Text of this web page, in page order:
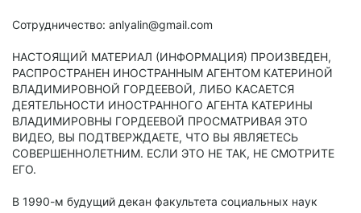
Сотрудничество: anlyalin@gmail.com
НАСТОЯЩИЙ МАТЕРИАЛ (ИНФОРМАЦИЯ) ПРОИЗВЕДЕН,
РАСПРОСТРАНЕН ИНОСТРАННЫМ АГЕНТОМ КАТЕРИНОЙ
ВЛАДИМИРОВНОЙ ГОРДЕЕВОЙ, ЛИБО КАСАЕТСЯ
ДЕЯТЕЛЬНОСТИ ИНОСТРАННОГО АГЕНТА КАТЕРИНЫ
ВЛАДИМИРОВНЫ ГОРДЕЕВОЙ ПРОСМАТРИВАЯ ЭТО
ВИДЕО, ВЫ ПОДТВЕРЖДАЕТЕ, ЧТО ВЫ ЯВЛЯЕТЕСЬ
СОВЕРШЕННОЛЕТНИМ. ЕСЛИ ЭТО НЕ ТАК, НЕ СМОТРИТЕ
ЕГО.
В 1990-м будущий декан факультета социальных наук